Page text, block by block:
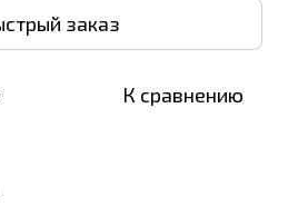
заказ
К сравнению